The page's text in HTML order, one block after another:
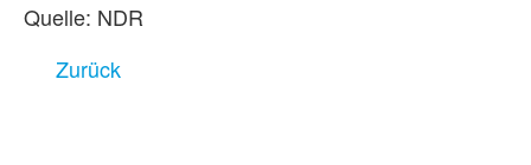
Quelle: NDR
Zurück